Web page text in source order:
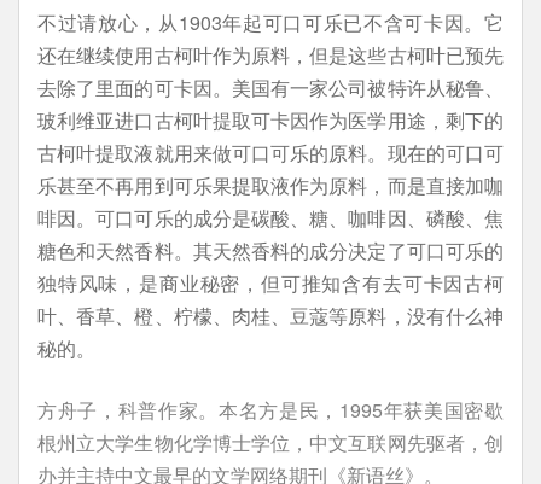
不过请放心，从1903年起可口可乐已不含可卡因。它
还在继续使用古柯叶作为原料，但是这些古柯叶已预先
去除了里面的可卡因。美国有一家公司被特许从秘鲁、
玻利维亚进口古柯叶提取可卡因作为医学用途，剩下的
古柯叶提取液就用来做可口可乐的原料。现在的可口可
乐甚至不再用到可乐果提取液作为原料，而是直接加咖
啡因。可口可乐的成分是碳酸、糖、咖啡因、磷酸、焦
糖色和天然香料。其天然香料的成分决定了可口可乐的
独特风味，是商业秘密，但可推知含有去可卡因古柯
叶、香草、橙、柠檬、肉桂、豆蔻等原料，没有什么神
秘的。
方舟子，科普作家。本名方是民，1995年获美国密歇
根州立大学生物化学博士学位，中文互联网先驱者，创
办并主持中文最早的文学网络期刊《新语丝》。